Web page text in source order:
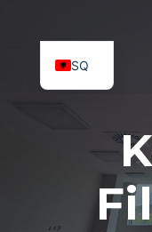
content
SQ
MK